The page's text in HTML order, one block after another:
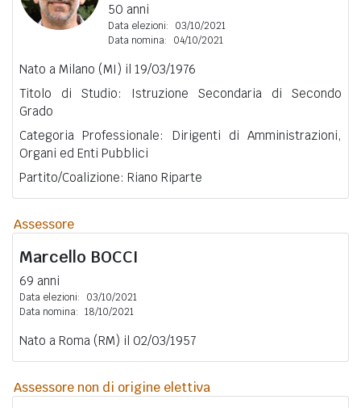
50 anni
Data elezioni:
03/10/2021
Data nomina:
04/10/2021
Nato a Milano (MI) il 19/03/1976
Titolo di Studio: Istruzione Secondaria di Secondo
Grado
Categoria Professionale: Dirigenti di Amministrazioni,
Organi ed Enti Pubblici
Partito/Coalizione: Riano Riparte
Assessore
Marcello BOCCI
69 anni
Data elezioni:
03/10/2021
Data nomina: 18/10/2021
Nato a Roma (RM) il 02/03/1957
Assessore non di origine elettiva